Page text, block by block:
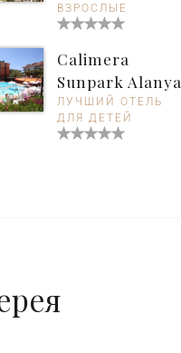
ВЗРОСЛЫЕ
Calimera
Sunpark Alanya
ЛУЧШИЙ ОТЕЛЬ
ДЛЯ ДЕТЕЙ